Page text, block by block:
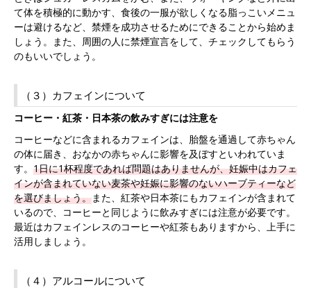
て体を積極的に動かす、食後の一服が欲しくなる脂っこいメニュ
ーは避けるなど、禁煙を成功させるためにできることから始めま
しょう。また、周囲の人に禁煙宣言をして、チェックしてもらう
のもいいでしょう。
（３）カフェインについて
コーヒー・紅茶・日本茶の飲みすぎには注意を
コーヒーなどに含まれるカフェインは、胎盤を通過して赤ちゃん
の体に届き、おなかの赤ちゃんに影響を及ぼすといわれていま
す。 1日に1杯程度であれば問題はありませんが、妊娠中はカフェ
インが含まれていない麦茶や妊娠に影響のないハーブティーなど
を選びましょう。また、紅茶や日本茶にもカフェインが含まれて
いるので、コーヒーと同じように飲みすぎには注意が必要です。
最近はカフェインレスのコーヒーや紅茶もありますから、上手に
活用しましょう。
（４）アルコールについて